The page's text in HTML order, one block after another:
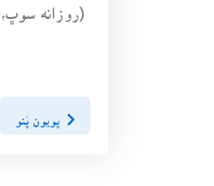
(روزانه
پويون پَنو